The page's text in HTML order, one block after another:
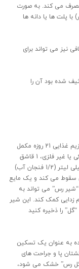
مصرف می کند. به صورت
قاشق چای خوری (10 میلی لیتر) با پلت ها یا دانه ها
نیز می تواند برای
که کثیف شده بود آن را
برای تهیه یک رژیم سم زدایی برای پرنده خود، ما یک رزیم غذایی 21 روزه مکمل
کلسیم هاگن را توصیه می کنیم : با یک قاشق پلاستیکی یا غیر فلزی، 1 قاشق
چایخوری (5 میلی لیتر) مکمل کلسیم هاگن را با 125 میلی لیتر (1/2 فنجان آب)
سقوط می کند و یک مایع
رس” می تواند به
زدایی کمک کند. این شیر
تا 21 روز تکرار کنید. “گل” را ذخیره کنید
به عنوان یک تسکین
پا و جراحت های
“گل رس” خشک می شود،